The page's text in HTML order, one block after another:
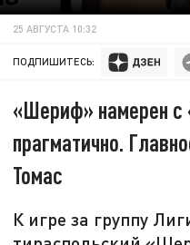
25 АВГУСТА 10:32
ПОДПИШИТЕСЬ:
«Шериф» намерен с
прагматично.
Томас
К игре за группу